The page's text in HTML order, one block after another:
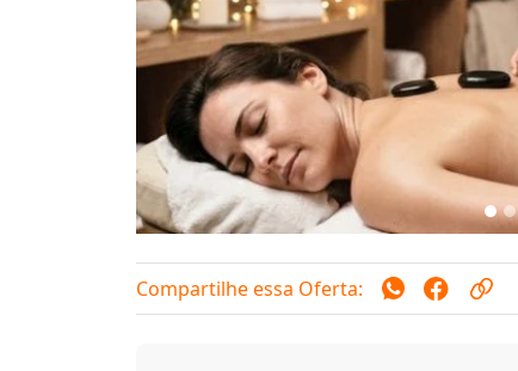
Compartilhe essa Oferta: